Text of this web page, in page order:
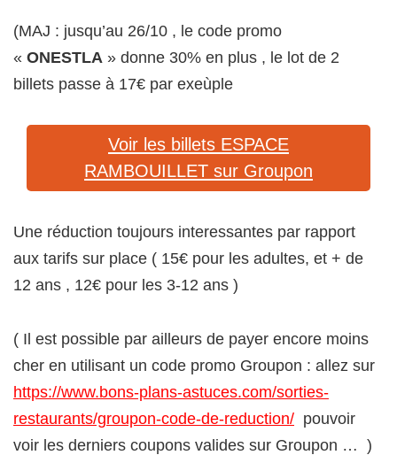
(MAJ : jusqu’au 26/10 , le code promo
« ONESTLA » donne 30% en plus , le lot de 2
billets passe à 17€ par exeùple
Voir les billets ESPACE
RAMBOUILLET sur Groupon
Une réduction toujours interessantes par rapport
aux tarifs sur place ( 15€ pour les adultes, et + de
12 ans , 12€ pour les 3-12 ans )
( Il est possible par ailleurs de payer encore moins
cher en utilisant un code promo Groupon : allez sur
https://www.bons-plans-astuces.com/sorties-
restaurants/groupon-code-de-reduction/ pouvoir
voir les derniers coupons valides sur Groupon … )